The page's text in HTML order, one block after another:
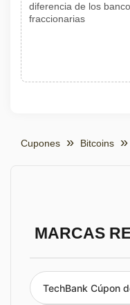
diferencia de los
fraccionarias
Cupones Bitcoins
MARCAS
TechBank Cúpon